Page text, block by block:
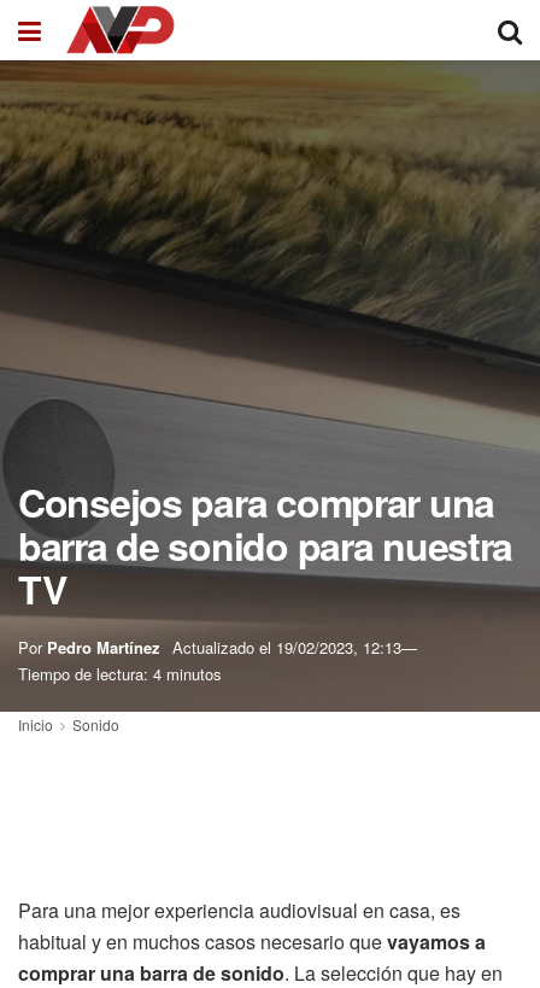
Consejos para comprar una
barra de sonido para nuestra
TV
Por Pedro Martínez Actualizado el 19/02/2023, 12:13
Tiempo de lectura: 4 minutos
Inicio Sonido
Para una mejor experiencia audiovisual en casa, es
habitual y en muchos casos necesario quevayamos a
comprar una barra de sonido. La selección que hay en